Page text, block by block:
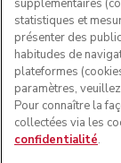
supplémentaires
statistiques et
présenter des
habitudes de
plateformes
paramètres,
Pour connaître la
collectées via les
confidentialité.